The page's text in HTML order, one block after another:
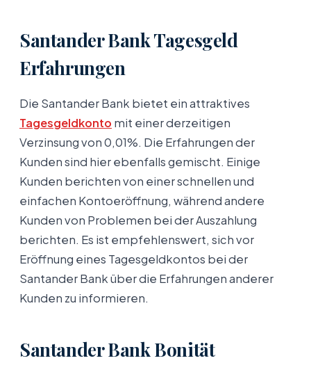
Santander Bank Tagesgeld
Erfahrungen
Die Santander Bank bietet ein attraktives
Tagesgeldkonto mit einer derzeitigen
Verzinsung von 0,01%. Die Erfahrungen der
Kunden sind hier ebenfalls gemischt. Einige
Kunden berichten von einer schnellen und
einfachen Kontoeröffnung, während andere
Kunden von Problemen bei der Auszahlung
berichten. Es ist empfehlenswert, sich vor
Eröffnung eines Tagesgeldkontos bei der
Santander Bank über die Erfahrungen anderer
Kunden zu informieren.
Santander Bank Bonität